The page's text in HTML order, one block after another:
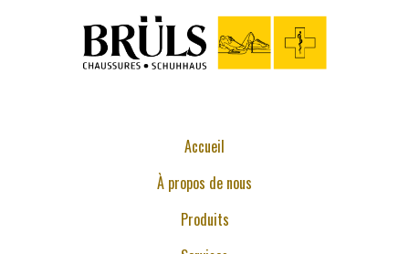
Accueil
À propos de nous
Produits